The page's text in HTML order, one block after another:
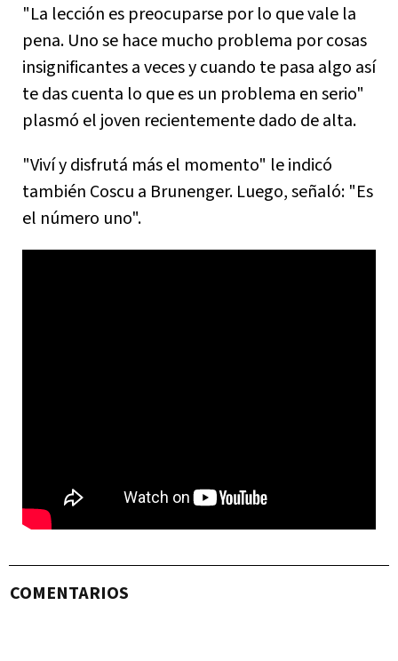
"La lección es preocuparse por lo que vale la
pena. Uno se hace mucho problema por cosas
insignificantes a veces y cuando te pasa algo así
te das cuenta lo que es un problema en serio"
plasmó el joven recientemente dado de alta.
"Viví y disfrutá más el momento" le indicó
también Coscu a Brunenger. Luego, señaló: "Es
el número uno".
COMENTARIOS